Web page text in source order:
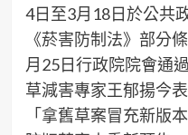
4日至3月18日於公共
《菸害防制法》部分
月25日行政院院會通
草減害專家王郁揚今
「拿舊草案冒充新版